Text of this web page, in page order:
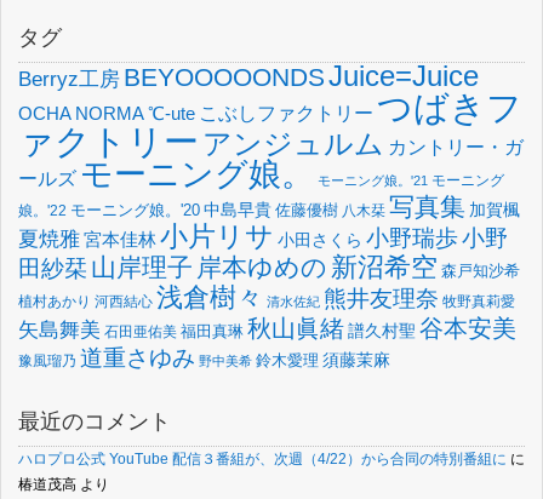
タグ
Berryz工房 BEYOOOOONDSJuice=Juice
OCHA NORMA℃-ute こぶしファクトリー つばきフ
ァクトリー アンジュルム カントリー・ガ
ールズ モーニング娘。 モーニング娘。'21 モーニング
娘。'22 モーニング娘。'20 中島早貴 佐藤優樹 八木栞 写真集 加賀楓
夏焼雅宮本佳林小片リサ 小田さくら 小野瑞歩小野
田紗栞 山岸理子 岸本ゆめの 新沼希空 森戸知沙希
植村あかり 河西結心 浅倉樹々 清水佐紀 熊井友理奈 牧野真莉愛
矢島舞美 石田亜佑美 福田真琳 秋山眞緒譜久村聖 谷本安美
豫風瑠乃 道重さゆみ 野中美希 鈴木愛理 須藤茉麻
最近のコメント
ハロプロ公式 YouTube 配信３番組が、次週（4/22）から合同の特別番組に に
椿道茂高 より